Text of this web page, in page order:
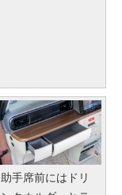
助手席前にはドリ